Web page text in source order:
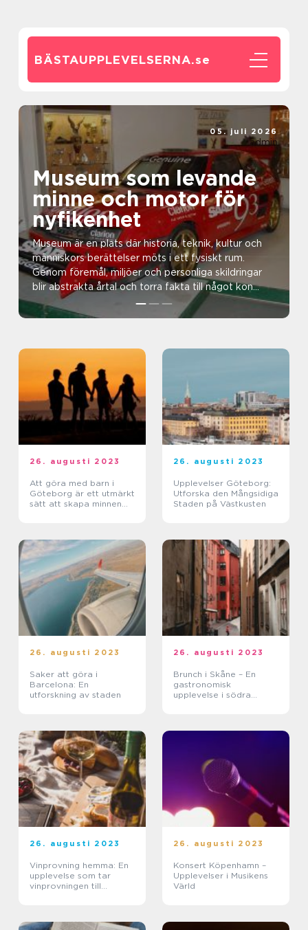
BÄSTAUPPLEVELSERNA.se
Museum som levande
minne och motor för
nyfikenhet
Museum är en plats där historia, teknik, kultur och
människors berättelser möts i ett fysiskt rum.
Genom föremål, miljöer och personliga skildringar
blir abstrakta årtal och torra fakta till något kon...
05. juli 2026
admin
26. augusti 2023
Att göra med barn i
Göteborg är ett utmärkt
sätt att skapa minnen
26. augusti 2023
Upplevelser Göteborg:
Utforska den Mångsidiga
Staden på Västkusten
26. augusti 2023
Saker att göra i
Barcelona: En
utforskning av staden
26. augusti 2023
Brunch i Skåne – En
gastronomisk
upplevelse i södra
26. augusti 2023
Vinprovning hemma: En
upplevelse som tar
vinprovningen till
26. augusti 2023
Konsert Köpenhamn –
Upplevelser i Musikens
Värld